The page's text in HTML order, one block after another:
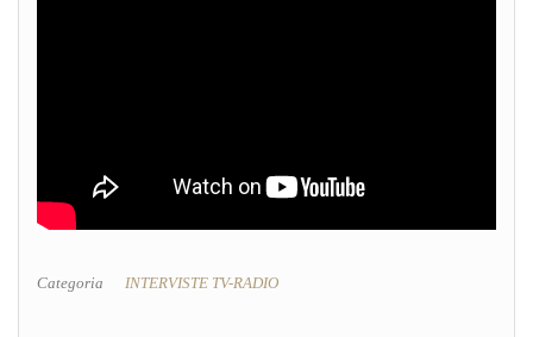
Categoria INTERVISTE TV-RADIO